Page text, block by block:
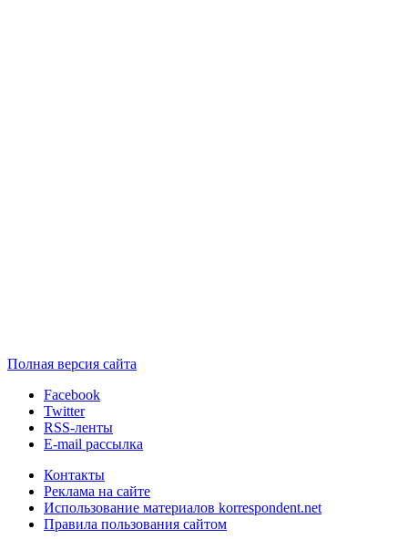
Полная версия сайта
Facebook
Twitter
RSS-ленты
E-mail рассылка
Контакты
Реклама на сайте
Использование материалов korrespondent.net
Правила пользования сайтом